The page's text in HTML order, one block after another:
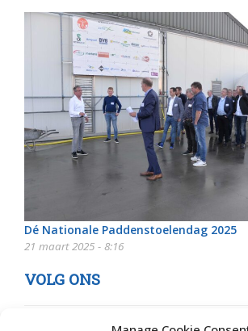
Dé Nationale Paddenstoelendag 2025
21 maart 2025 - 8:16
VOLG ONS